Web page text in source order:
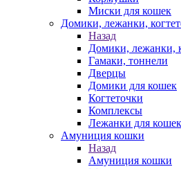
Миски для кошек
Домики, лежанки,
Назад
Домики, лежанки,
Гамаки, тоннели
Дверцы
Домики для кошек
Когтеточки
Комплексы
Лежанки для кошек
Амуниция кошки
Назад
Амуниция кошки